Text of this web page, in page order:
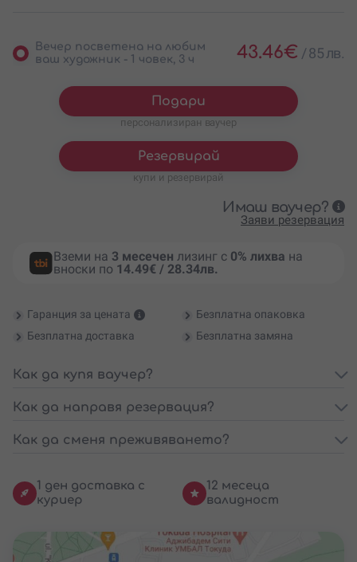
Вечер посветена на любим
ваш художник - 1 човек, 3 ч
43.46€ /85 лв.
Подари
персонализиран ваучер
Резервирай
купи и резервирай
Имаш ваучер?
Заяви резервация
Вземи на 3 месечен лизинг с 0% лихва на
вноски по 14.49€ / 28.34лв.
Гаранция за цената
Безплатна опаковка
Безплатна доставка
Безплатна замяна
Как да купя ваучер?
Как да направя резервация?
Как да сменя преживяването?
1 ден доставка с
куриер
12 месеца
валидност